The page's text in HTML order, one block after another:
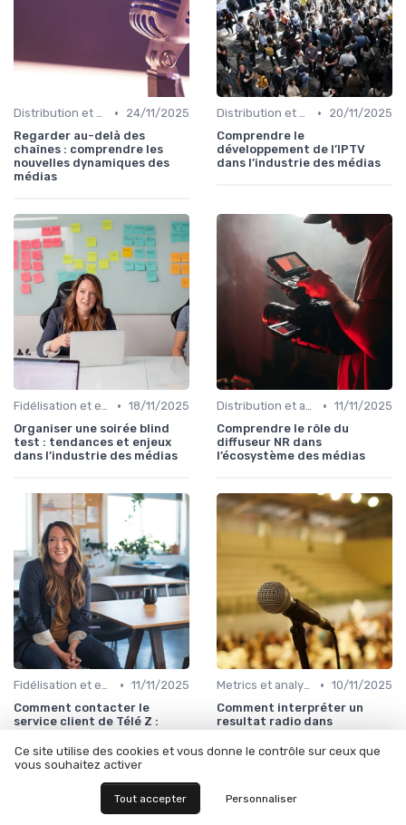
Distribution et acquisition •
24/11/2025
Regarder au-delà des
chaînes : comprendre les
nouvelles dynamiques des
médias
Distribution et acquisition •
20/11/2025
Comprendre le
développement de l’IPTV
dans l’industrie des médias
Fidélisation et engagement • 18/11/2025
Organiser une soirée blind
test : tendances et enjeux
dans l’industrie des médias
Distribution et acquisition • 11/11/2025
Comprendre le rôle du
diffuseur NR dans
l’écosystème des médias
Fidélisation et engagement • 11/11/2025
Comment contacter le
service client de Télé Z :
usagers
Metrics et analytics • 10/11/2025
Comment interpréter un
resultat radio dans
Ce site utilise des cookies et vous donne le contrôle sur ceux que
vous souhaitez activer
Tout accepter Personnaliser